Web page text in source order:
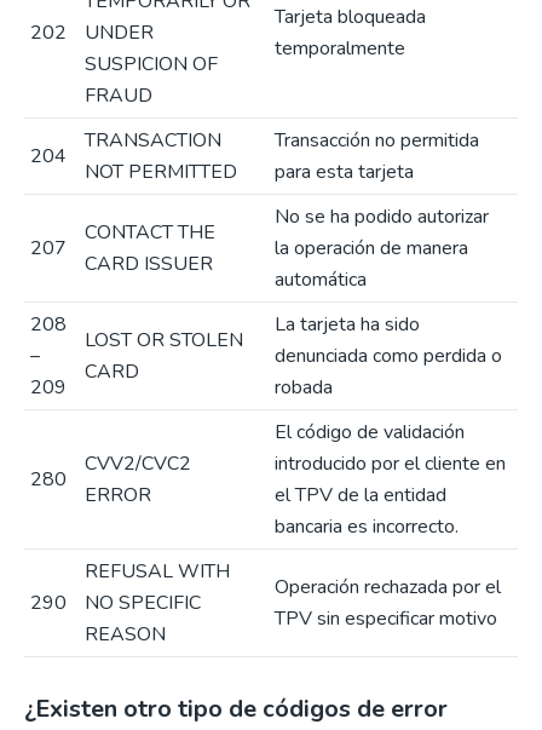
202
UNDER
SUSPICION OF
FRAUD
Tarjeta bloqueada
temporalmente
204
TRANSACTION
NOT PERMITTED
Transacción no permitida
para esta tarjeta
207
CONTACT THE
CARD ISSUER
No se ha podido autorizar
la operación de manera
automática
208
–
209
LOST OR STOLEN
CARD
La tarjeta ha sido
denunciada como perdida o
robada
280
CVV2/CVC2
ERROR
El código de validación
introducido por el cliente en
el TPV de la entidad
bancaria es incorrecto.
290
REFUSAL WITH
NO SPECIFIC
REASON
Operación rechazada por el
TPV sin especificar motivo
¿Existen otro tipo de códigos de error